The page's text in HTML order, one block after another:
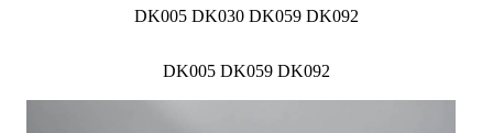
DK005 DK030 DK059 DK092
DK005 DK059 DK092